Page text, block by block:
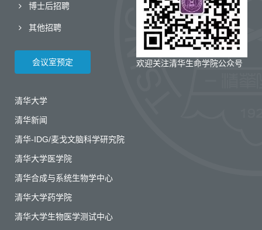
欢迎关注清华生命学院公众号
博士后招聘
其他招聘
会议室预定
清华大学
清华新闻
清华-IDG/麦戈文脑科学研究院
清华大学医学院
清华合成与系统生物学中心
清华大学药学院
清华大学生物医学测试中心